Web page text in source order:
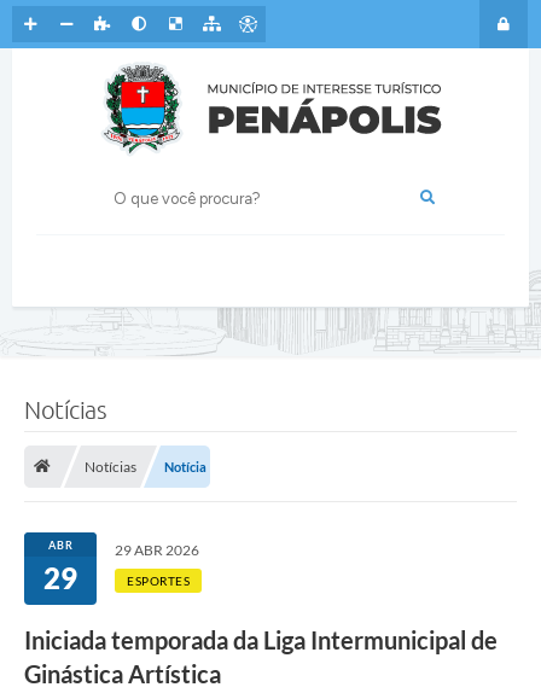
Notícias
Notícias Notícia
ABR
29
29 ABR 2026
ESPORTES
Iniciada temporada da Liga Intermunicipal de
Ginástica Artística